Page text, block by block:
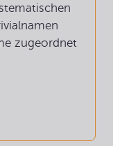
zugeordnet